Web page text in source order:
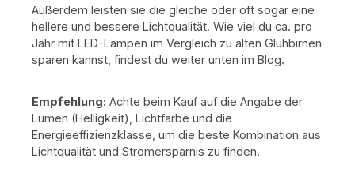
Außerdem leisten sie die gleiche oder oft sogar eine
hellere und bessere Lichtqualität. Wie viel du ca. pro
Jahr mit LED-Lampen im Vergleich zu alten Glühbirnen
sparen kannst, findest du weiter unten im Blog.
Empfehlung: Achte beim Kauf auf die Angabe der
Lumen (Helligkeit), Lichtfarbe und die
Energieeffizienzklasse, um die beste Kombination aus
Lichtqualität und Stromersparnis zu finden.